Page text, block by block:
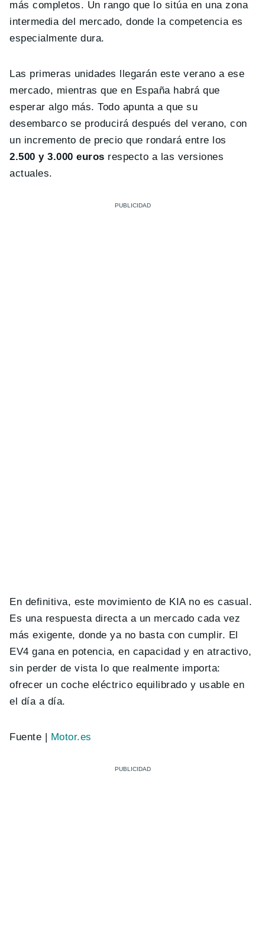
más completos. Un rango que lo sitúa en una zona
intermedia del mercado, donde la competencia es
especialmente dura.
Las primeras unidades llegarán este verano a ese
mercado, mientras que en España habrá que
esperar algo más. Todo apunta a que su
desembarco se producirá después del verano, con
un incremento de precio que rondará entre los
2.500 y 3.000 euros respecto a las versiones
actuales.
En definitiva, este movimiento de KIA no es casual.
Es una respuesta directa a un mercado cada vez
más exigente, donde ya no basta con cumplir. El
EV4 gana en potencia, en capacidad y en atractivo,
sin perder de vista lo que realmente importa:
ofrecer un coche eléctrico equilibrado y usable en
el día a día.
Fuente | Motor.es